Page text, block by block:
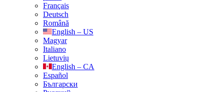
Français
Deutsch
Română
English – US
Magyar
Italiano
Lietuvių
English – CA
Español
Български